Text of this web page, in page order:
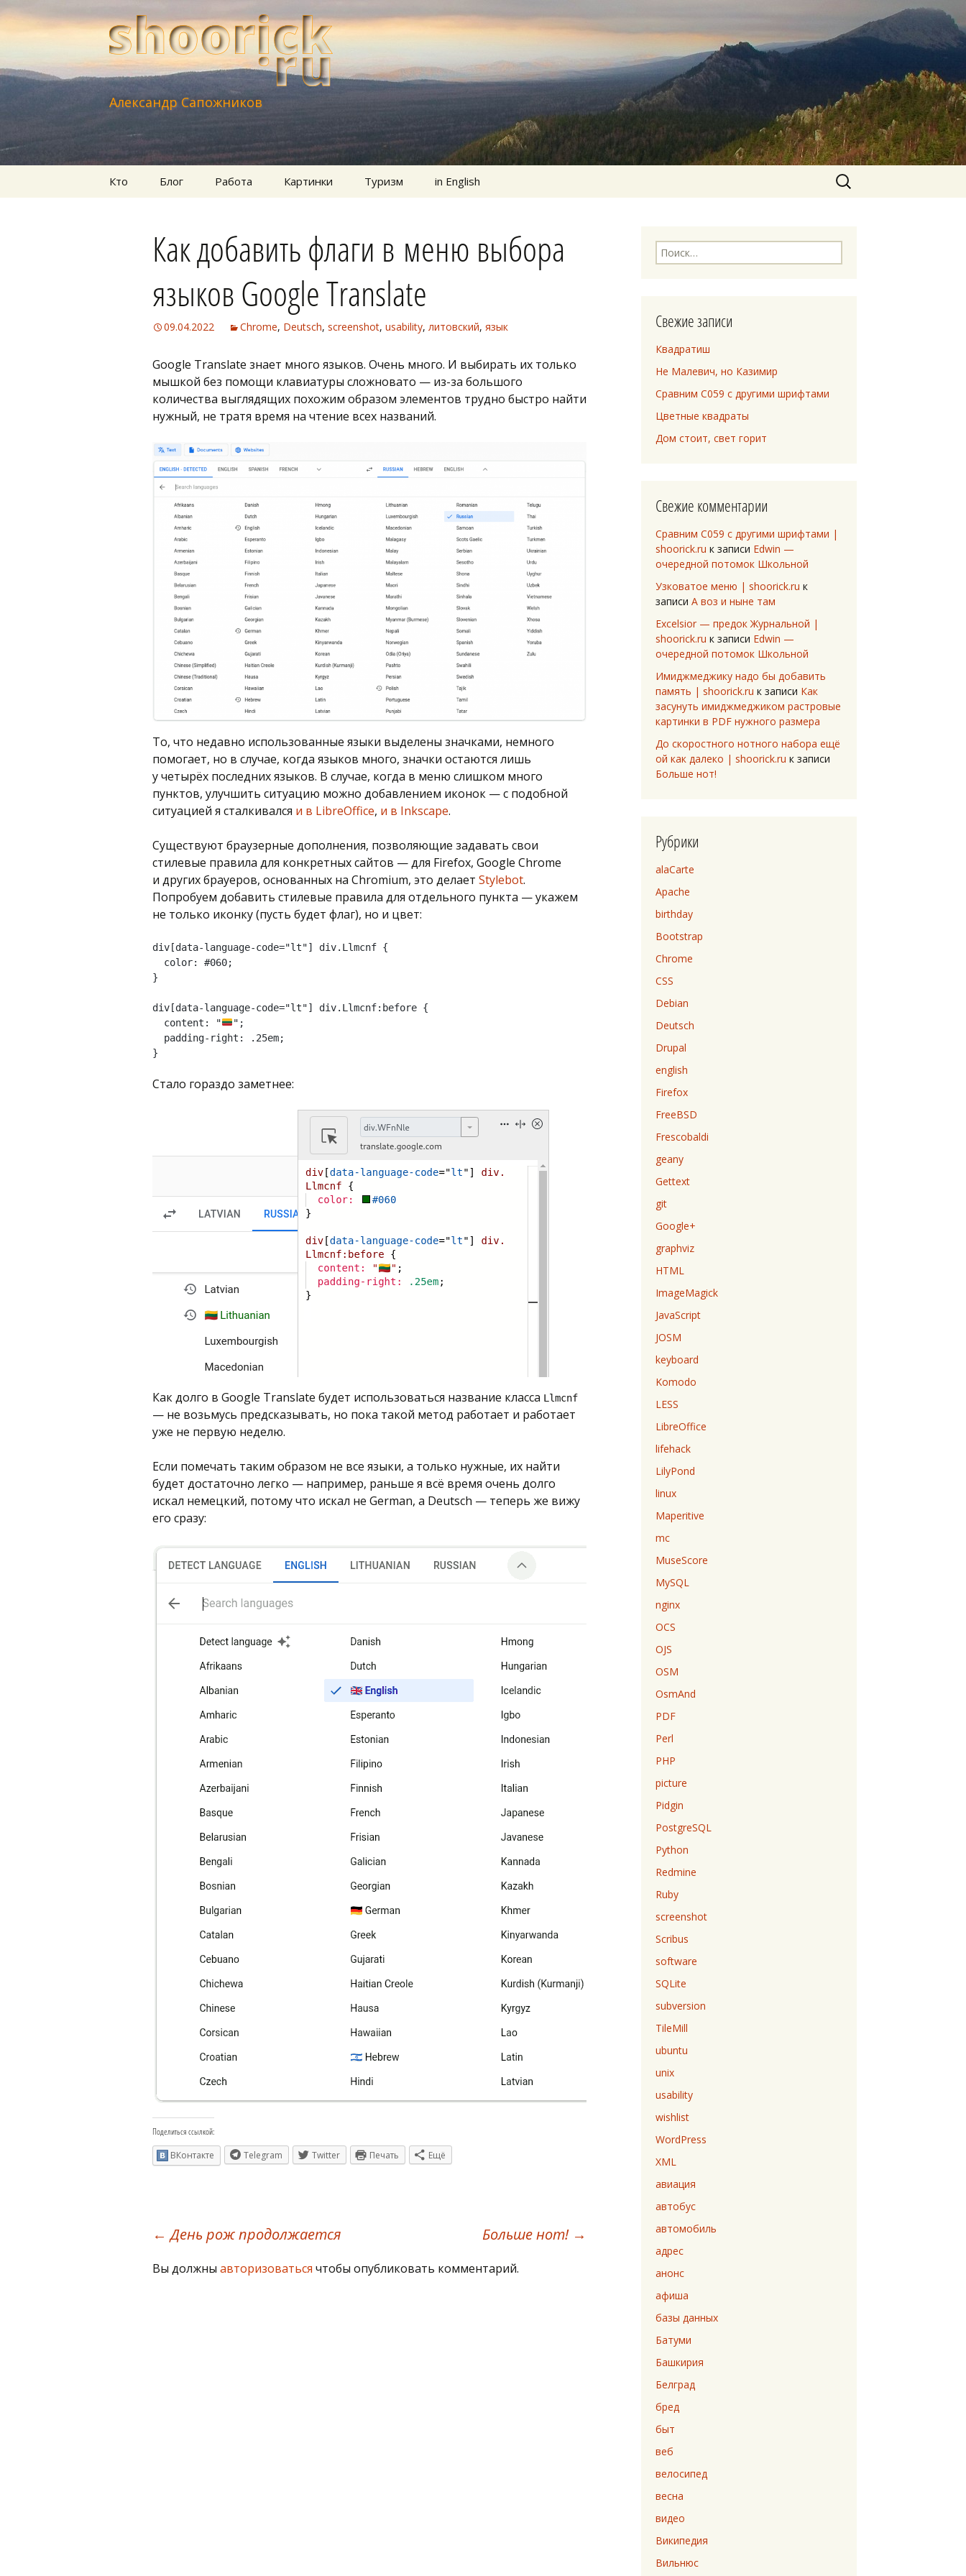
Александр Сапожников
Кто Блог Работа Картинки Туризм in English Найти:
Как добавить флаги в меню выбора
языков Google Translate
09.04.2022 Chrome, Deutsch, screenshot, usability, литовский, язык
Google Translate знает много языков. Очень много. И выбирать их только
мышкой без помощи клавиатуры сложновато — из-за большого
количества выглядящих похожим образом элементов трудно быстро найти
нужный, не тратя время на чтение всех названий.
То, что недавно использованные языки выделены значками, немного
помогает, но в случае, когда языков много, значки остаются лишь
у четырёх последних языков. В случае, когда в меню слишком много
пунктов, улучшить ситуацию можно добавлением иконок — с подобной
ситуацией я сталкивался и в LibreOffice, и в Inkscape.
Существуют браузерные дополнения, позволяющие задавать свои
стилевые правила для конкретных сайтов — для Firefox, Google Chrome
и других брауеров, основанных на Chromium, это делает Stylebot.
Попробуем добавить стилевые правила для отдельного пункта — укажем
не только иконку (пусть будет флаг), но и цвет:
div[data-language-code="lt"] div.Llmcnf {
}
div[data-language-code="lt"] div.Llmcnf:before {
  content: "
";
}
Стало гораздо заметнее:
Как долго в Google Translate будет использоваться название класса Llmcnf
— не возьмусь предсказывать, но пока такой метод работает и работает
уже не первую неделю.
Если помечать таким образом не все языки, а только нужные, их найти
будет достаточно легко — например, раньше я всё время очень долго
искал немецкий, потому что искал не German, а Deutsch — теперь же вижу
его сразу:
Поделиться ссылкой:
ВКонтакте
Telegram Twitter Печать Ещё
← День рож продолжается Больше нот! →
Вы должны авторизоваться чтобы опубликовать комментарий.
Найти:
Свежие записи
Квадратиш
Не Малевич, но Казимир
Сравним C059 с другими шрифтами
Цветные квадраты
Дом стоит, свет горит
Свежие комментарии
Сравним C059 с другими шрифтами |
shoorick.ru к записи Edwin —
очередной потомок Школьной
Узковатое меню | shoorick.ru к
записи А воз и ныне там
Excelsior — предок Журнальной |
shoorick.ru к записи Edwin —
очередной потомок Школьной
Имиджмеджику надо бы добавить
память | shoorick.ru к записи Как
засунуть имиджмеджиком растровые
картинки в PDF нужного размера
До скоростного нотного набора ещё
ой как далеко | shoorick.ru к записи
Больше нот!
Рубрики
alaCarte
Apache
birthday
Bootstrap
Chrome
CSS
Debian
Deutsch
Drupal
english
Firefox
FreeBSD
Frescobaldi
geany
Gettext
git
Google+
graphviz
HTML
ImageMagick
JavaScript
JOSM
keyboard
Komodo
LESS
LibreOffice
lifehack
LilyPond
linux
Maperitive
mc
MuseScore
MySQL
nginx
OCS
OJS
OSM
OsmAnd
PDF
Perl
PHP
picture
Pidgin
PostgreSQL
Python
Redmine
Ruby
screenshot
Scribus
software
SQLite
subversion
TileMill
ubuntu
unix
usability
wishlist
WordPress
XML
авиация
автобус
автомобиль
адрес
анонс
афиша
базы данных
Батуми
Башкирия
Белград
бред
быт
веб
велосипед
весна
видео
Википедия
Вильнюс